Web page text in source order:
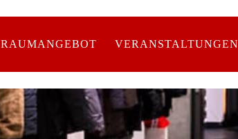
RAUMANGEBOT VERANSTALTUNGEN